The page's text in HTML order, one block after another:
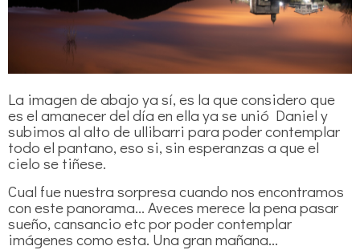
La imagen de abajo ya sí, es la que considero que
es el amanecer del día en ella ya se unió Daniel y
subimos al alto de ullibarri para poder contemplar
todo el pantano, eso si, sin esperanzas a que el
cielo se tiñese.
Cual fue nuestra sorpresa cuando nos encontramos
con este panorama... Aveces merece la pena pasar
sueño, cansancio etc por poder contemplar
imágenes como esta. Una gran mañana...